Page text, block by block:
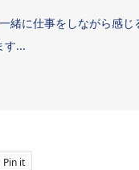
に仕事をしながら感じ
す...
Pin it